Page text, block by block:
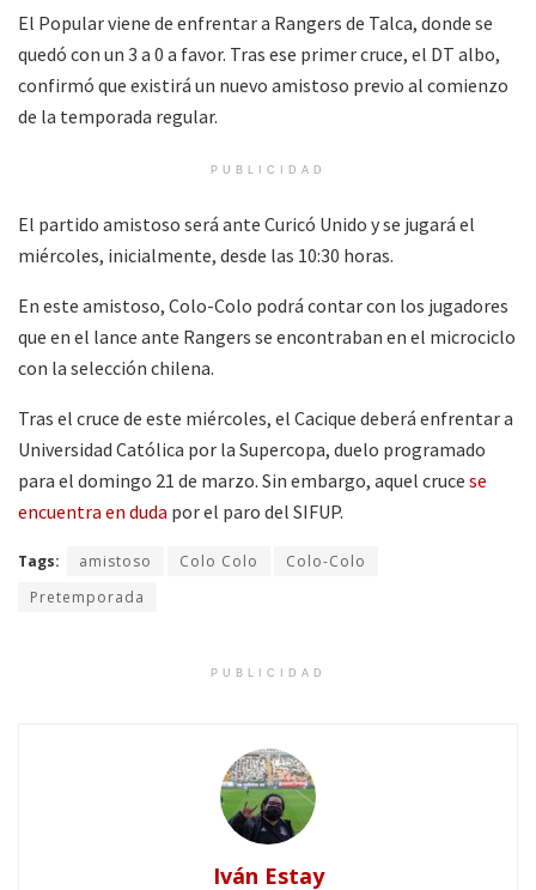
El Popular viene de enfrentar a Rangers de Talca, donde se
quedó con un 3 a 0 a favor. Tras ese primer cruce, el DT albo,
confirmó que existirá un nuevo amistoso previo al comienzo
de la temporada regular.
PUBLICIDAD
El partido amistoso será ante Curicó Unido y se jugará el
miércoles, inicialmente, desde las 10:30 horas.
En este amistoso, Colo-Colo podrá contar con los jugadores
que en el lance ante Rangers se encontraban en el microciclo
con la selección chilena.
Tras el cruce de este miércoles, el Cacique deberá enfrentar a
Universidad Católica por la Supercopa, duelo programado
para el domingo 21 de marzo. Sin embargo, aquel cruce se
encuentra en duda por el paro del SIFUP.
Tags: amistoso Colo Colo
Colo-Colo
Pretemporada
PUBLICIDAD
Iván Estay